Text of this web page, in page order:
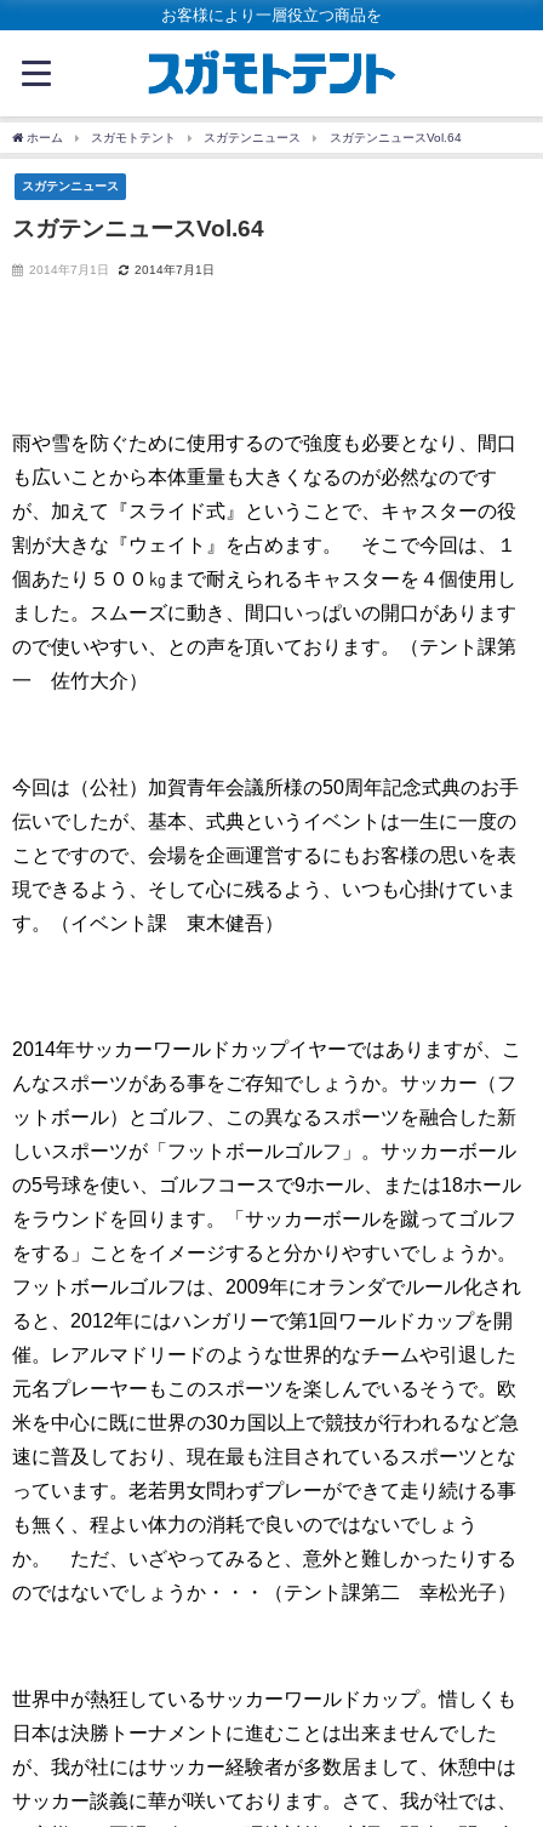
お客様により一層役立つ商品を
ホーム スガモトテント スガテンニュース スガテンニュースVol.64
スガテンニュース
スガテンニュースVol.64
2014年7月1日 2014年7月1日
雨や雪を防ぐために使用するので強度も必要となり、間口
も広いことから本体重量も大きくなるのが必然なのです
が、加えて『スライド式』ということで、キャスターの役
割が大きな『ウェイト』を占めます。 そこで今回は、１
個あたり５００㎏まで耐えられるキャスターを４個使用し
ました。スムーズに動き、間口いっぱいの開口があります
ので使いやすい、との声を頂いております。（テント課第
一 佐竹大介）
今回は（公社）加賀青年会議所様の50周年記念式典のお手
伝いでしたが、基本、式典というイベントは一生に一度の
ことですので、会場を企画運営するにもお客様の思いを表
現できるよう、そして心に残るよう、いつも心掛けていま
す。（イベント課 東木健吾）
2014年サッカーワールドカップイヤーではありますが、こ
んなスポーツがある事をご存知でしょうか。サッカー（フ
ットボール）とゴルフ、この異なるスポーツを融合した新
しいスポーツが「フットボールゴルフ」。サッカーボール
の5号球を使い、ゴルフコースで9ホール、または18ホール
をラウンドを回ります。「サッカーボールを蹴ってゴルフ
をする」ことをイメージすると分かりやすいでしょうか。
フットボールゴルフは、2009年にオランダでルール化され
ると、2012年にはハンガリーで第1回ワールドカップを開
催。レアルマドリードのような世界的なチームや引退した
元名プレーヤーもこのスポーツを楽しんでいるそうで。欧
米を中心に既に世界の30カ国以上で競技が行われるなど急
速に普及しており、現在最も注目されているスポーツとな
っています。老若男女問わずプレーができて走り続ける事
も無く、程よい体力の消耗で良いのではないでしょう
か。 ただ、いざやってみると、意外と難しかったりする
のではないでしょうか・・・（テント課第二 幸松光子）
世界中が熱狂しているサッカーワールドカップ。惜しくも
日本は決勝トーナメントに進むことは出来ませんでした
が、我が社にはサッカー経験者が多数居まして、休憩中は
サッカー談義に華が咲いております。さて、我が社では、